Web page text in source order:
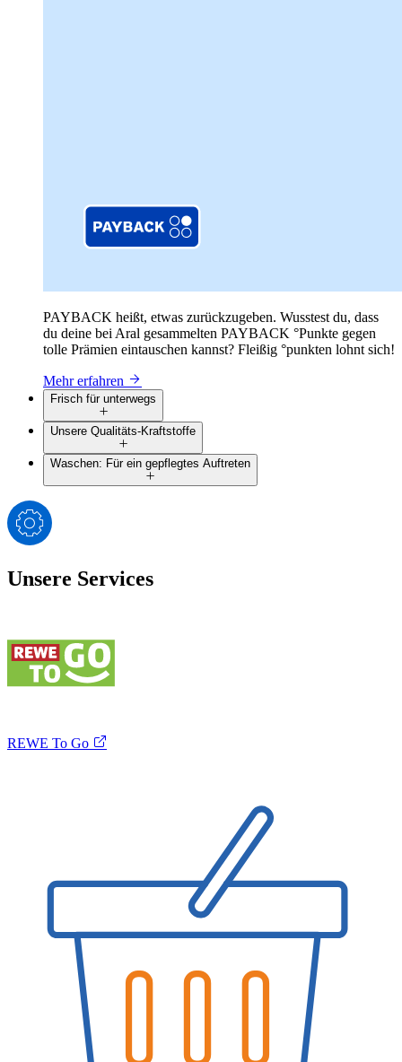
PAYBACK heißt, etwas zurückzugeben. Wusstest du, dass
du deine bei Aral gesammelten PAYBACK °Punkte gegen
tolle Prämien eintauschen kannst? Fleißig °punkten lohnt sich!
Mehr erfahren
Frisch für unterwegs
Unsere Qualitäts-Kraftstoffe
Waschen: Für ein gepflegtes Auftreten
Unsere Services
REWE To Go